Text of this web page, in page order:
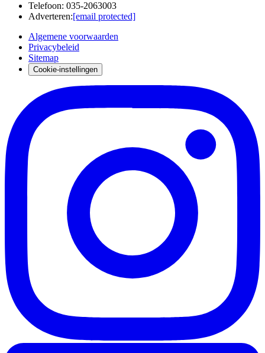
Telefoon: 035-2063003
Adverteren:[email protected]
Algemene voorwaarden
Privacybeleid
Sitemap
Cookie-instellingen